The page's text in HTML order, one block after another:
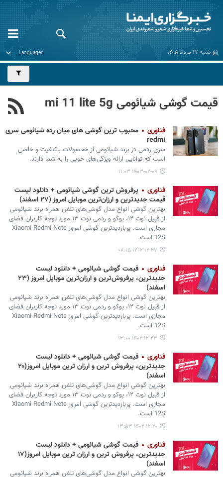
شنبه ۱۷ مرداد ۱۴۰۵
قیمت گوشی شیائومی mi 11 lite 5g
فناوری
محبوب ترین گوشی‌ های میان رده شیائومی سری
redmi
سری ردمی در برند شیائومی از محصولات باکیفیت و خاصی
است که توانایی ارائه ویژگی‌های خوبی را به شما دارند.
۱۴۰۳-۰۲-۰۹ ۱۱:۰۳
فناوری
پرفروش‌ ترین گوشی شیائومی + دانلود لیست
قیمت جدیدترین و ارزان‌ترین موبایل امروز (۲۷ اسفند)
بهترین گوشی انواع مدل گوشی‌های تلفن همراه برند شیائومی
از قبیل نوت ۱۲، پوکو و ردمی نوت ۱۳ مورد توجه کاربران فضای
مجازی است. پربازدیدترین گوشی امروز Xiaomi Redmi Note
12S است.
۱۴۰۲-۱۲-۲۷ ۰۸:۱۵
فناوری
قیمت گوشی شیائومی + دانلود لیست
جدیدترین، پرفروش‌ترین و ارزان‌ترین موبایل امروز (۲۳
اسفند)
بهترین گوشی انواع مدل گوشی‌های تلفن همراه برند شیائومی
از قبیل نوت ۱۲، پوکو و ردمی نوت ۱۳ مورد توجه کاربران فضای
مجازی است. پربازدیدترین گوشی امروز Xiaomi Redmi Note
12S است.
۱۴۰۲-۱۲-۲۳ ۱۳:۰۰
فناوری
قیمت گوشی شیائومی + دانلود لیست
جدیدترین، پرفروش ترین و ارزان ترین موبایل امروز(۲۰
اسفند)
بهترین گوشی انواع مدل‌ گوشی‌های تلفن همراه برند شیائومی
از قبیل نوت ۱۲، پوکو و ردمی نوت ۱۳ مورد توجه کاربران فضای
مجازی است. پربازدیدترین گوشی امروز Xiaomi Redmi Note
12S است.
۱۴۰۲-۱۲-۲۰ ۱۳:۵۳
فناوری
قیمت گوشی شیائومی + دانلود لیست
جدیدترین، پرفروش ترین و ارزان ترین موبایل امروز(۱۷
اسفند)
بهترین گوشی انواع مدل‌ گوشی‌های تلفن همراه برند شیائومی